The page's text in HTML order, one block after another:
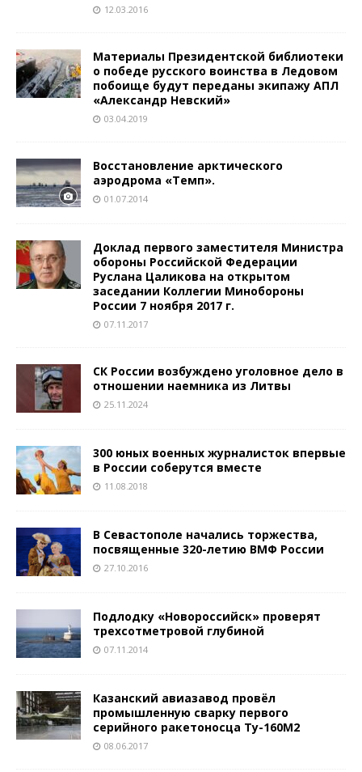
12.03.2016
Материалы Президентской библиотеки
о победе русского воинства в Ледовом
побоище будут переданы экипажу АПЛ
«Александр Невский»
03.04.2019
Восстановление арктического
аэродрома «Темп».
01.07.2014
Доклад первого заместителя Министра
обороны Российской Федерации
Руслана Цаликова на открытом
заседании Коллегии Минобороны
России 7 ноября 2017 г.
07.11.2017
СК России возбуждено уголовное дело в
отношении наемника из Литвы
25.11.2024
300 юных военных журналисток впервые
в России соберутся вместе
11.08.2018
В Севастополе начались торжества,
посвященные 320-летию ВМФ России
27.10.2016
Подлодку «Новороссийск» проверят
трехсотметровой глубиной
07.11.2014
Казанский авиазавод провёл
промышленную сварку первого
серийного ракетоносца Ту-160М2
08.06.2017